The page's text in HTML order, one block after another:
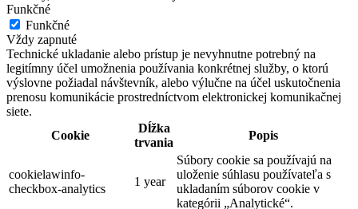
Funkčné
Funkčné
Vždy zapnuté
Technické ukladanie alebo prístup je nevyhnutne potrebný na
legitímny účel umožnenia používania konkrétnej služby, o ktorú
výslovne požiadal návštevník, alebo výlučne na účel uskutočnenia
prenosu komunikácie prostredníctvom elektronickej komunikačnej
siete.
Cookie
Dĺžka
trvania
Popis
cookielawinfo-
checkbox-analytics
1 year
Súbory cookie sa používajú na
uloženie súhlasu používateľa s
ukladaním súborov cookie v
kategórii „Analytické“.